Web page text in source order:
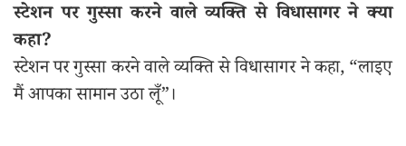
स्टेशन पर गुस्सा करने वाले व्यक्ति से विधासागर ने क्या
कहा?
स्टेशन पर गुस्सा करने वाले व्यक्ति से विधासागर ने कहा, “लाइए
मैं आपका सामान उठा लूँ”।